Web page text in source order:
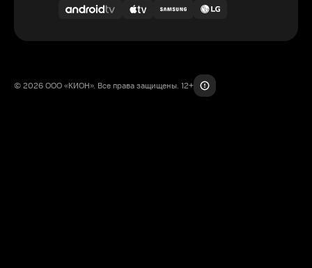
© 2026 ООО «КИОН». Все права защищены. 12+